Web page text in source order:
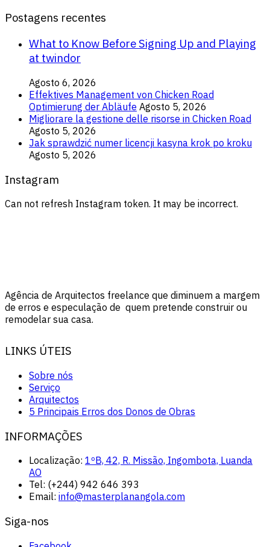
Postagens recentes
What to Know Before Signing Up and Playing
at twindor
Agosto 6, 2026
Effektives Management von Chicken Road
Optimierung der Abläufe Agosto 5, 2026
Migliorare la gestione delle risorse in Chicken Road
Agosto 5, 2026
Jak sprawdzić numer licencji kasyna krok po kroku
Agosto 5, 2026
Instagram
Can not refresh Instagram token. It may be incorrect.
Agência de Arquitectos freelance que diminuem a margem
de erros e especulação de quem pretende construir ou
remodelar sua casa.
LINKS ÚTEIS
Sobre nós
Serviço
Arquitectos
5 Principais Erros dos Donos de Obras
INFORMAÇÕES
Localização: 1ºB, 42, R. Missão, Ingombota, Luanda
AO
Tel: (+244) 942 646 393
Email: info@masterplanangola.com
Siga-nos